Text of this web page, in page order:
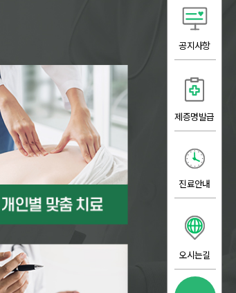
공지사항
제증명발급
진료안내
오시는길